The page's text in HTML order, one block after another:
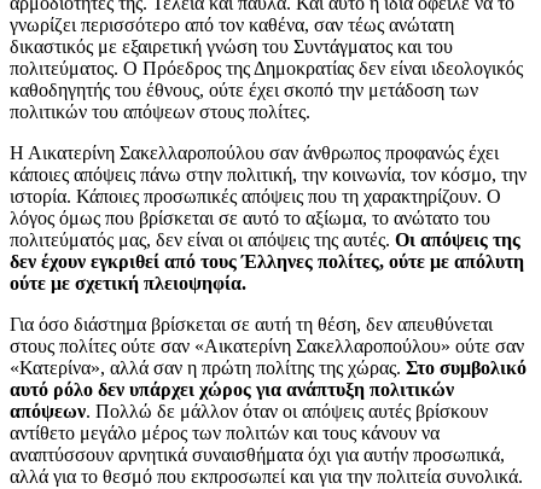
γνωρίζει περισσότερο από τον καθένα, σαν τέως ανώτατη
δικαστικός με εξαιρετική γνώση του Συντάγματος και του
πολιτεύματος. Ο Πρόεδρος της Δημοκρατίας δεν είναι ιδεολογικός
καθοδηγητής του έθνους, ούτε έχει σκοπό την μετάδοση των
πολιτικών του απόψεων στους πολίτες.
Η Αικατερίνη Σακελλαροπούλου σαν άνθρωπος προφανώς έχει
κάποιες απόψεις πάνω στην πολιτική, την κοινωνία, τον κόσμο, την
ιστορία. Κάποιες προσωπικές απόψεις που τη χαρακτηρίζουν. Ο
λόγος όμως που βρίσκεται σε αυτό το αξίωμα, το ανώτατο του
πολιτεύματός μας, δεν είναι οι απόψεις της αυτές. Οι απόψεις της
δεν έχουν εγκριθεί από τους Έλληνες πολίτες, ούτε με απόλυτη
ούτε με σχετική πλειοψηφία.
Για όσο διάστημα βρίσκεται σε αυτή τη θέση, δεν απευθύνεται
στους πολίτες ούτε σαν «Αικατερίνη Σακελλαροπούλου» ούτε σαν
«Κατερίνα», αλλά σαν η πρώτη πολίτης της χώρας. Στο συμβολικό
αυτό ρόλο δεν υπάρχει χώρος για ανάπτυξη πολιτικών
απόψεων. Πολλώ δε μάλλον όταν οι απόψεις αυτές βρίσκουν
αντίθετο μεγάλο μέρος των πολιτών και τους κάνουν να
αναπτύσσουν αρνητικά συναισθήματα όχι για αυτήν προσωπικά,
αλλά για το θεσμό που εκπροσωπεί και για την πολιτεία συνολικά.